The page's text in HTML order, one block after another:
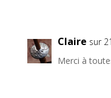
Claire sur
Merci à